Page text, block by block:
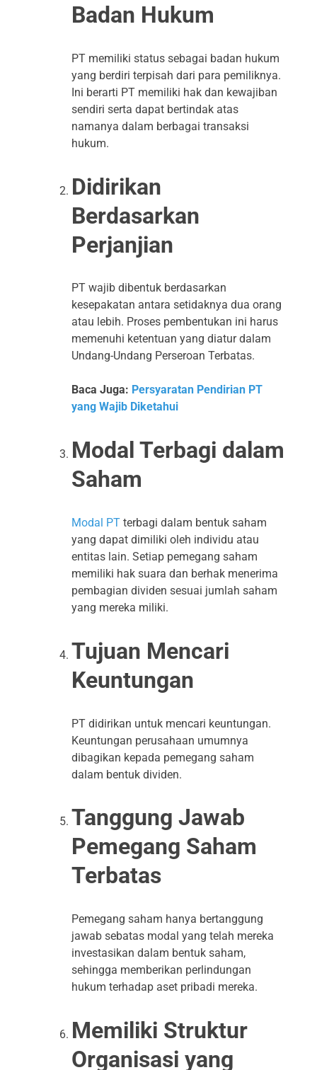
Badan Hukum
PT memiliki status sebagai badan hukum
yang berdiri terpisah dari para pemiliknya.
Ini berarti PT memiliki hak dan kewajiban
sendiri serta dapat bertindak atas
namanya dalam berbagai transaksi
hukum.
Didirikan
Berdasarkan
Perjanjian
PT wajib dibentuk berdasarkan
kesepakatan antara setidaknya dua orang
atau lebih. Proses pembentukan ini harus
memenuhi ketentuan yang diatur dalam
Undang-Undang Perseroan Terbatas.
Baca Juga: Persyaratan Pendirian PT
yang Wajib Diketahui
Modal Terbagi dalam
Saham
Modal PT terbagi dalam bentuk saham
yang dapat dimiliki oleh individu atau
entitas lain. Setiap pemegang saham
memiliki hak suara dan berhak menerima
pembagian dividen sesuai jumlah saham
yang mereka miliki.
Tujuan Mencari
Keuntungan
PT didirikan untuk mencari keuntungan.
Keuntungan perusahaan umumnya
dibagikan kepada pemegang saham
dalam bentuk dividen.
Tanggung Jawab
Pemegang Saham
Terbatas
Pemegang saham hanya bertanggung
jawab sebatas modal yang telah mereka
investasikan dalam bentuk saham,
sehingga memberikan perlindungan
hukum terhadap aset pribadi mereka.
Memiliki Struktur
Organisasi yang